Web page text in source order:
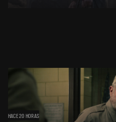
HACE 20 HORAS